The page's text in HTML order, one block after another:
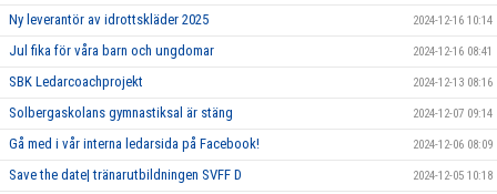
Ny leverantör av idrottskläder 2025 2024-12-16 10:14
Jul fika för våra barn och ungdomar 2024-12-16 08:41
SBK Ledarcoachprojekt 2024-12-13 08:16
Solbergaskolans gymnastiksal är stäng 2024-12-07 09:14
Gå med i vår interna ledarsida på Facebook! 2024-12-06 08:09
Save the date| tränarutbildningen SVFF D 2024-12-05 10:18